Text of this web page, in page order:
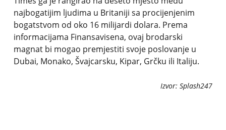
najbogatijim ljudima u Britaniji sa procijenjenim
bogatstvom od oko 16 milijardi dolara. Prema
informacijama Finansavisena, ovaj brodarski
magnat bi mogao premjestiti svoje poslovanje u
Dubai, Monako, Švajcarsku, Kipar, Grčku ili Italiju.
Izvor: Splash247